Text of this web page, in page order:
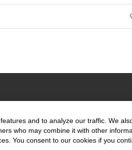
@2020 - All Right Reserved. Designed and
BACK TO TOP
and to analyze our traffic. We
who may combine it with other
You consent to our cookies if you